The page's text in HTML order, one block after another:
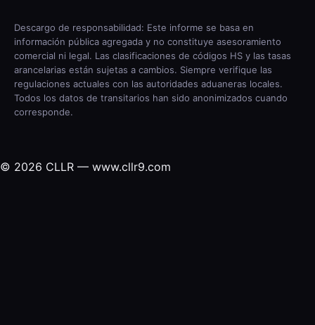
Descargo de responsabilidad: Este informe se basa en
información pública agregada y no constituye asesoramiento
comercial ni legal. Las clasificaciones de códigos HS y las tasas
arancelarias están sujetas a cambios. Siempre verifique las
regulaciones actuales con las autoridades aduaneras locales.
Todos los datos de transitarios han sido anonimizados cuando
corresponde.
© 2026 CLLR — www.cllr9.com